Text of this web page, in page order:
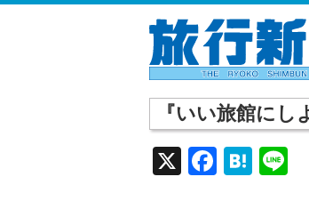
『いい旅館にし
X